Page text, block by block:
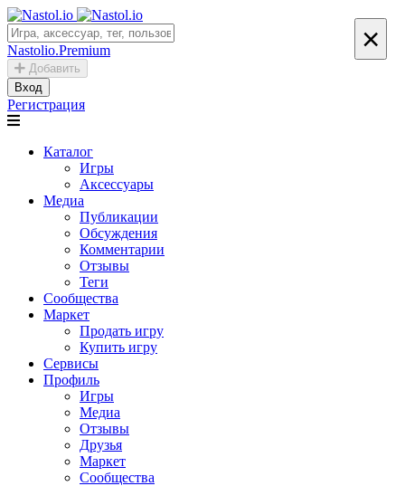
Nastolio.Premium
Добавить
Вход
Регистрация
Каталог
Игры
Аксессуары
Медиа
Публикации
Обсуждения
Комментарии
Отзывы
Теги
Сообщества
Маркет
Продать игру
Купить игру
Сервисы
Профиль
Игры
Медиа
Отзывы
Друзья
Маркет
Сообщества
×